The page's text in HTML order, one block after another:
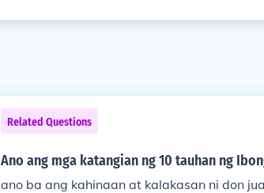
Related Questions
Ano ang mga katangian ng 10 tauhan ng
ano ba ang kahinaan at kalakasan ni don